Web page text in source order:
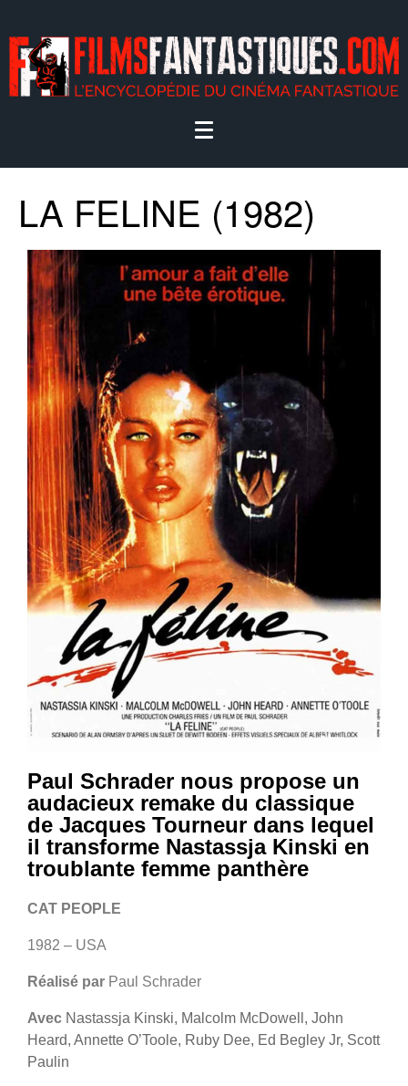
LA FELINE (1982)
Paul Schrader nous propose un
audacieux remake du classique
de Jacques Tourneur dans lequel
il transforme Nastassja Kinski en
troublante femme panthère
CAT PEOPLE
1982 – USA
Réalisé par Paul Schrader
Avec Nastassja Kinski, Malcolm McDowell, John
Heard, Annette O’Toole, Ruby Dee, Ed Begley Jr, Scott
Paulin